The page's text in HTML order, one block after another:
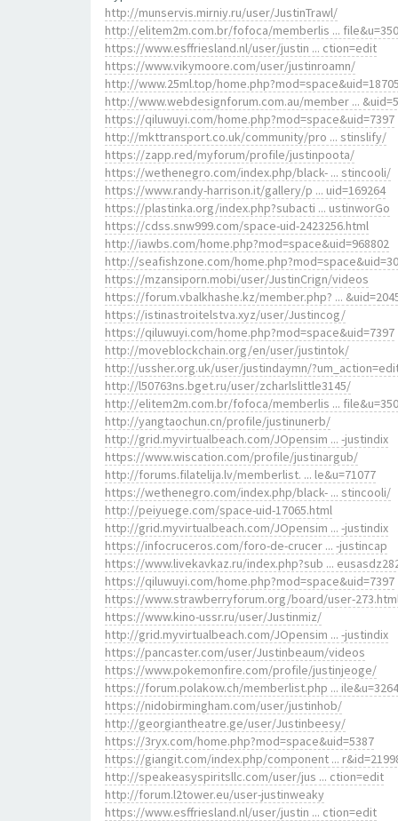
http://munservis.mirniy.ru/user/JustinTrawl/
http://elitem2m.com.br/fofoca/memberlis ... file&u=350
https://www.esffriesland.nl/user/justin ... ction=edit
https://www.vikymoore.com/user/justinroamn/
http://www.25ml.top/home.php?mod=space&uid=18705
http://www.webdesignforum.com.au/member ...
https://qiluwuyi.com/home.php?mod=space&uid=7397
http://mkttransport.co.uk/community/pro ... stinslify/
https://zapp.red/myforum/profile/justinpoota/
https://wethenegro.com/index.php/black- ... stincooli/
https://www.randy-harrison.it/gallery/p ... uid=169264
https://plastinka.org/index.php?subacti ... ustinworGo
https://cdss.snw999.com/space-uid-2423256.html
http://iawbs.com/home.php?mod=space&uid=968802
http://seafishzone.com/
https://mzansiporn.mobi/user/JustinCrign/videos
https://forum.vbalkhashe.kz/member.php? ...
https://istinastroitelstva.xyz/user/Justincog/
https://qiluwuyi.com/home.php?mod=space&uid=7397
http://moveblockchain.org/en/user/justintok/
http://ussher.org.uk/user/justindaymn/
http://l50763ns.bget.ru/user/zcharlslittle3145/
http://elitem2m.com.br/fofoca/memberlis ... file&u=350
http://yangtaochun.cn/profile/justinunerb/
http://grid.myvirtualbeach.com/JOpensim ... -justindix
https://www.wiscation.com/profile/justinargub/
http://forums.filatelija.lv/memberlist. ... le&u=71077
https://wethenegro.com/index.php/black- ... stincooli/
http://peiyuege.com/space-uid-17065.html
http://grid.myvirtualbeach.com/JOpensim ... -justindix
https://infocruceros.com/foro-de-crucer ... -justincap
https://www.livekavkaz.ru/index.php?sub ...
https://qiluwuyi.com/home.php?mod=space&uid=7397
https://www.strawberryforum.org/board/user-
https://www.kino-ussr.ru/user/Justinmiz/
http://grid.myvirtualbeach.com/JOpensim ... -justindix
https://pancaster.com/user/Justinbeaum/videos
https://www.pokemonfire.com/profile/justinjeoge/
https://forum.polakow.ch/memberlist.php ... ile&u=3264
https://nidobirmingham.com/user/justinhob/
http://georgiantheatre.ge/user/Justinbeesy/
https://3ryx.com/home.php?mod=space&uid=5387
https://giangit.com/index.php/component ...
http://speakeasyspiritsllc.com/user/jus ... ction=edit
http://forum.l2tower.eu/user-justinweaky
https://www.esffriesland.nl/user/justin ... ction=edit